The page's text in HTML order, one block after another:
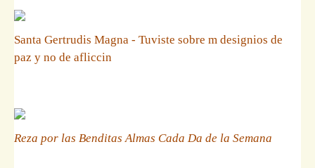
Santa Gertrudis Magna - Tuviste sobre m designios de
paz y no de afliccin
Reza por las Benditas Almas Cada Da de la Semana